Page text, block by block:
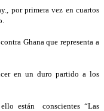
por primera vez en cuartos
Ghana que representa a
en un duro partido a los
están conscientes “Las